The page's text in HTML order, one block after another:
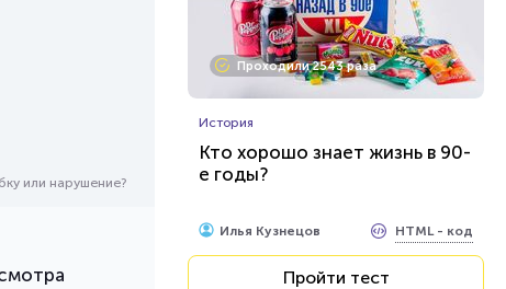
или нарушение?
Проходили 2543 раза
История
Кто хорошо знает жизнь в 90-
е годы?
Илья Кузнецов HTML - код
Пройти тест